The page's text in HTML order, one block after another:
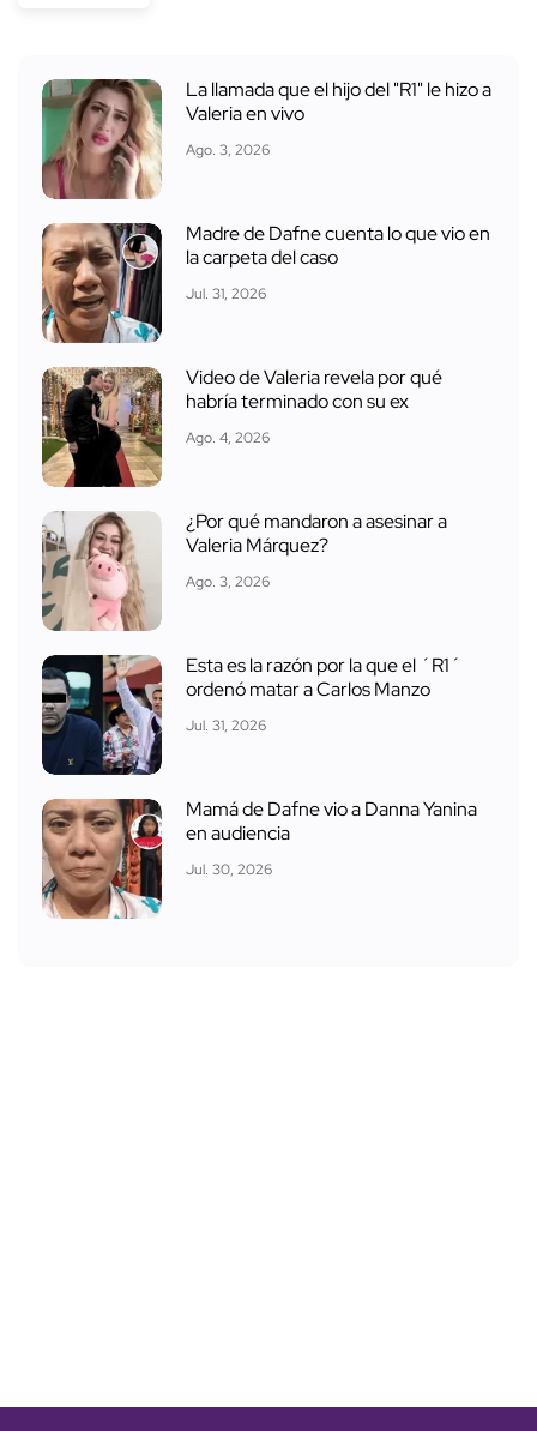
La llamada que el hijo del "R1" le hizo a
Valeria en vivo
Ago. 3, 2026
Madre de Dafne cuenta lo que vio en
la carpeta del caso
Jul. 31, 2026
Video de Valeria revela por qué
habría terminado con su ex
Ago. 4, 2026
¿Por qué mandaron a asesinar a
Valeria Márquez?
Ago. 3, 2026
Esta es la razón por la que el ´R1´
ordenó matar a Carlos Manzo
Jul. 31, 2026
Mamá de Dafne vio a Danna Yanina
en audiencia
Jul. 30, 2026